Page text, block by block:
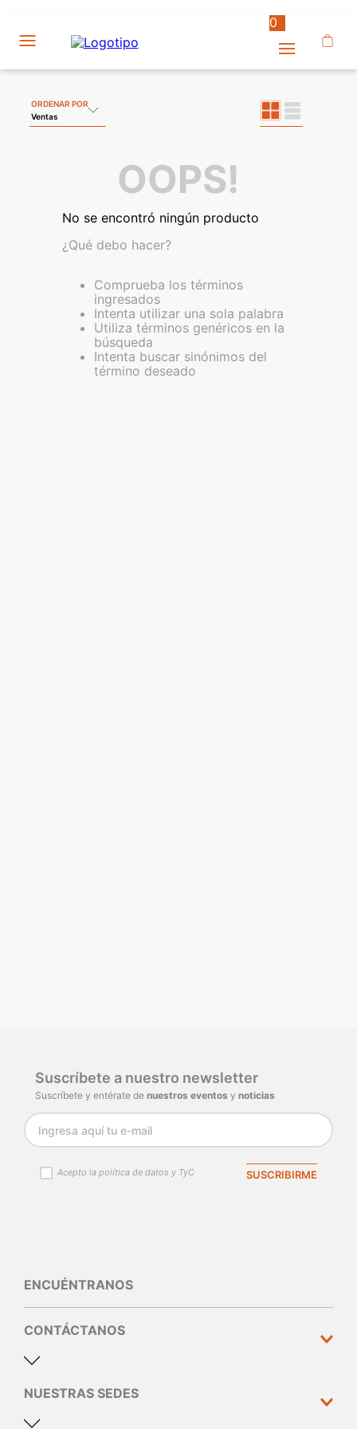
0
ORDENAR POR
Ventas
OOPS!
No se encontró ningún producto
¿Qué debo hacer?
Comprueba los términos
ingresados
Intenta utilizar una sola palabra
Utiliza términos genéricos en la
búsqueda
Intenta buscar sinónimos del
término deseado
Suscríbete a nuestro newsletter
Suscríbete y entérate de nuestros eventos y noticias
Acepto la política de datos y TyC SUSCRIBIRME
ENCUÉNTRANOS
CONTÁCTANOS
Dirección y teléfono
Calle 10 N°30 - 310 Medellín
NUESTRAS SEDES